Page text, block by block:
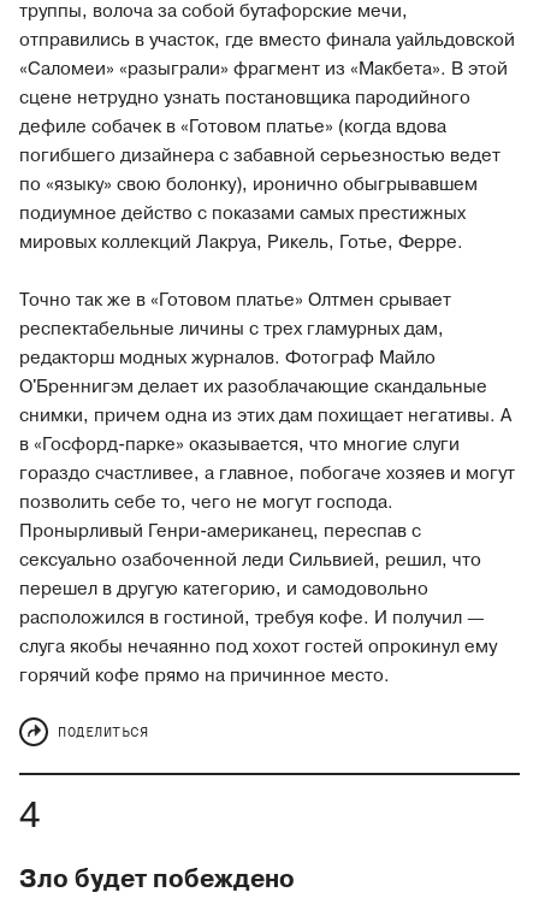
труппы, волоча за собой бутафорские мечи,
отправились в участок, где вместо финала уайльдовской
«Саломеи» «разыграли» фрагмент из «Макбета». В этой
сцене нетрудно узнать постановщика пародийного
дефиле собачек в «Готовом платье» (когда вдова
погибшего дизайнера с забавной серьезностью ведет
по «языку» свою болонку), иронично обыгрывавшем
подиумное действо с показами самых престижных
мировых коллекций Лакруа, Рикель, Готье, Ферре.
Точно так же в «Готовом платье» Олтмен срывает
респектабельные личины с трех гламурных дам,
редакторш модных журналов. Фотограф Майло
О'Бреннигэм делает их разоблачающие скандальные
снимки, причем одна из этих дам похищает негативы. А
в «Госфорд-парке» оказывается, что многие слуги
гораздо счастливее, а главное, побогаче хозяев и могут
позволить себе то, чего не могут господа.
Пронырливый Генри-американец, переспав с
сексуально озабоченной леди Сильвией, решил, что
перешел в другую категорию, и самодовольно
расположился в гостиной, требуя кофе. И получил —
слуга якобы нечаянно под хохот гостей опрокинул ему
горячий кофе прямо на причинное место.
ПОДЕЛИТЬСЯ
Зло будет побеждено